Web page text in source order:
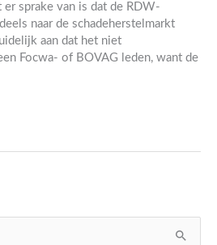
er sprake van is dat de RDW-
naar de schadeherstelmarkt
aan dat het niet
Focwa- of BOVAG leden, want de